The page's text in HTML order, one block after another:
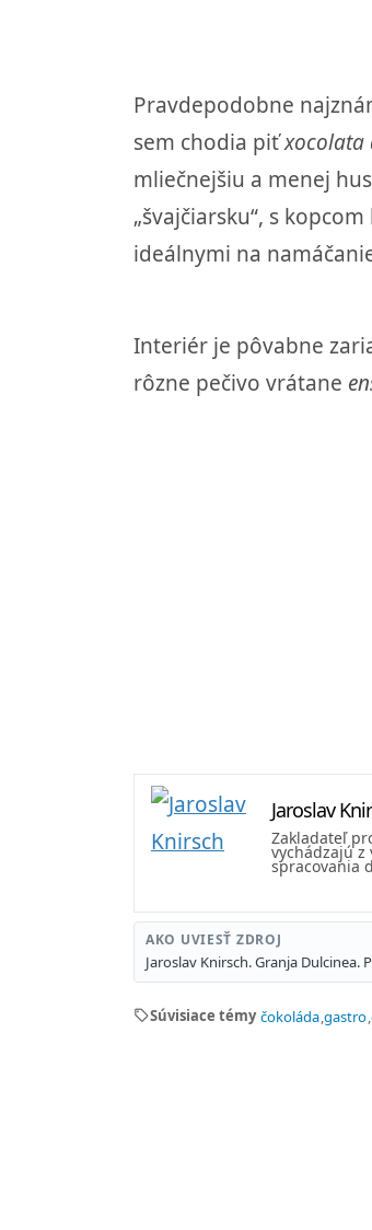
Pravdepodobne
sem chodia piťxocolata
mliečnejšiu a menej
„švajčiarsku“, s
ideálnymi na
Interiér je pôvabne
rôzne pečivo vrátane
Jaroslav
Zakladateľ
vychádzajú z
spracovania
AKO UVIESŤ ZDROJ
Jaroslav Knirsch. Granja
sellSúvisiace témy čokoláda gastro